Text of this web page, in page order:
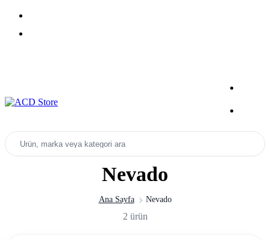
Ürün, marka veya kategori ara
Nevado
Ana Sayfa Nevado
2 ürün